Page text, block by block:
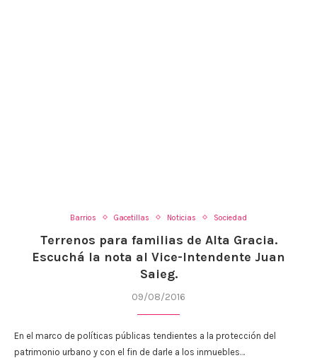
Barrios Gacetillas Noticias Sociedad
Terrenos para familias de Alta Gracia.
Escuchá la nota al Vice-Intendente Juan
Saieg.
09/08/2016
En el marco de políticas públicas tendientes a la protección del
patrimonio urbano y con el fin de darle a los inmuebles…